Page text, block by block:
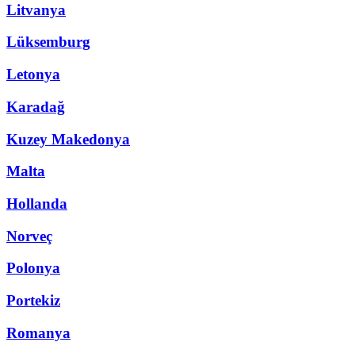
Litvanya
Lüksemburg
Letonya
Karadağ
Kuzey Makedonya
Malta
Hollanda
Norveç
Polonya
Portekiz
Romanya